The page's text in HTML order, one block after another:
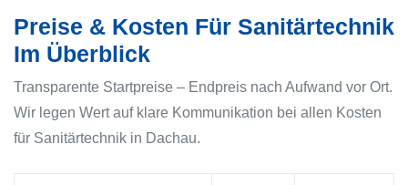
Preise & Kosten Für Sanitärtechnik
Im Überblick
Transparente Startpreise – Endpreis nach Aufwand vor Ort.
Wir legen Wert auf klare Kommunikation bei allen Kosten
für Sanitärtechnik in Dachau.